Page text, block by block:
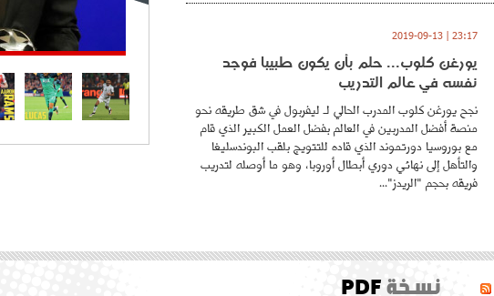
23:17 | 2019-09-13
يورغن كلوب... حلم بأن يكون طبيبا فوجد
نفسه في عالم التدريب
نجح يورغن كلوب المدرب الحالي لـ ليفربول في شق طريقه نحو
منصة أفضل المدربين في العالم بفضل العمل الكبير الذي قام
مع بوروسيا دورتموند الذي قاده للتتويج بلقب البوندسليغا
والتأهل إلى نهائي دوري أبطال أوروبا، وهو ما أوصله لتدريب
فريقه بحجم "الريدز"...
نسخةPDF